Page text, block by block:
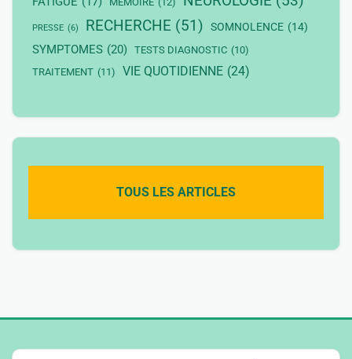
PRESSE (6) RECHERCHE (51) SOMNOLENCE (14)
SYMPTOMES (20) TESTS DIAGNOSTIC (10)
TRAITEMENT (11) VIE QUOTIDIENNE (24)
TOUS LES ARTICLES